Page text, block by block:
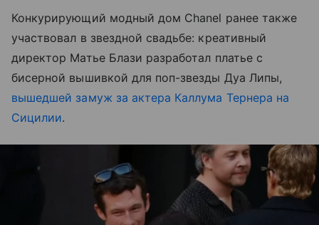
Конкурирующий модный дом Chanel ранее также
участвовал в звездной свадьбе: креативный
директор Матье Блази разработал платье с
бисерной вышивкой для поп-звезды Дуа Липы,
вышедшей замуж за актера Каллума Тернера на
Сицилии.